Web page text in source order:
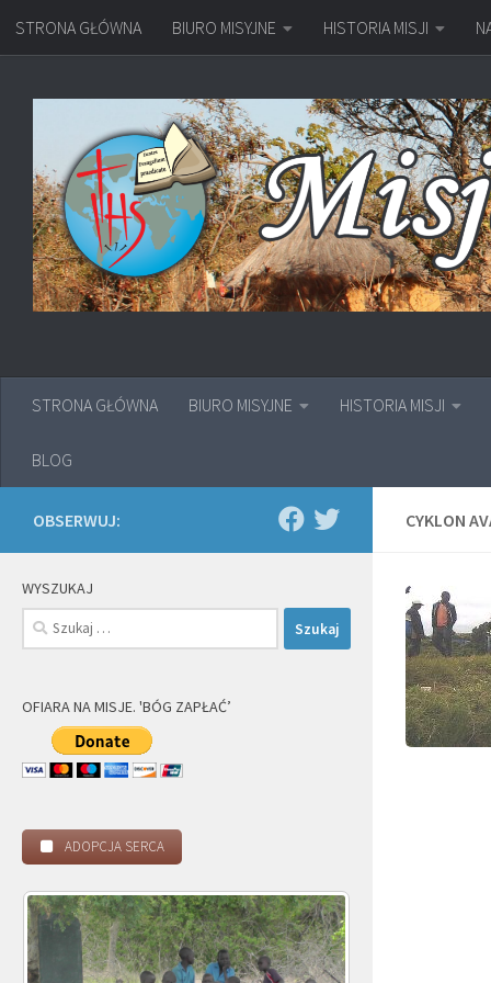
Przejdź do treści
STRONA GŁÓWNA BIURO MISYJNE HISTORIA MISJI
STRONA GŁÓWNA BIURO MISYJNE HISTORIA MISJI
BLOG
CYKLON
OBSERWUJ:
WYSZUKAJ
Szukaj:
OFIARA NA MISJE. 'BÓG ZAPŁAĆ’
ADOPCJA SERCA